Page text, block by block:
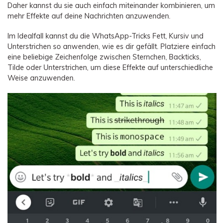
Daher kannst du sie auch einfach miteinander kombinieren, um
mehr Effekte auf deine Nachrichten anzuwenden.
Im Idealfall kannst du die WhatsApp-Tricks Fett, Kursiv und
Unterstrichen so anwenden, wie es dir gefällt. Platziere einfach
eine beliebige Zeichenfolge zwischen Sternchen, Backticks,
Tilde oder Unterstrichen, um diese Effekte auf unterschiedliche
Weise anzuwenden.